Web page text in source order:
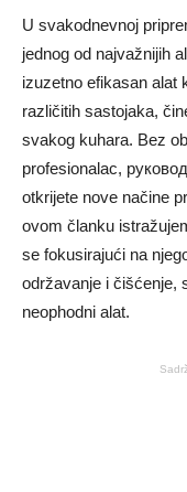
U svakodnevnoj
jednog od najvažnijih
izuzetno efikasan alat
različitih sastojaka,
svakog kuhara. Bez
profesionalac,
otkrijete nove načine
ovom članku
se fokusirajući na
održavanje i čišćenje,
neophodni alat.